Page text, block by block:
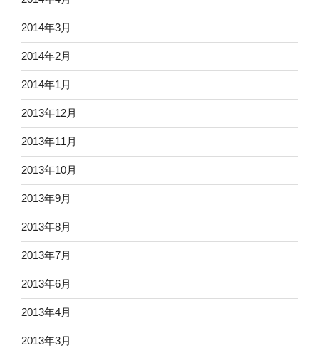
2014年3月
2014年2月
2014年1月
2013年12月
2013年11月
2013年10月
2013年9月
2013年8月
2013年7月
2013年6月
2013年4月
2013年3月